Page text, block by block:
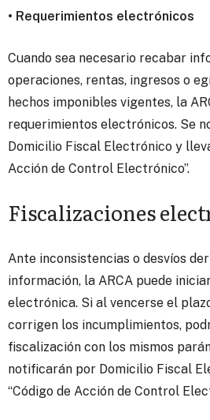
• Requerimientos electrónicos
Cuando sea necesario recabar
operaciones, rentas, ingresos o
hechos imponibles vigentes, la
requerimientos electrónicos. Se
Domicilio Fiscal Electrónico y
Acción de Control Electrónico”.
Fiscalizaciones
Ante inconsistencias o desvíos
información, la ARCA puede
electrónica. Si al vencerse el
corrigen los incumplimientos,
fiscalización con los mismos
notificarán por Domicilio Fiscal
“Código de Acción de Control